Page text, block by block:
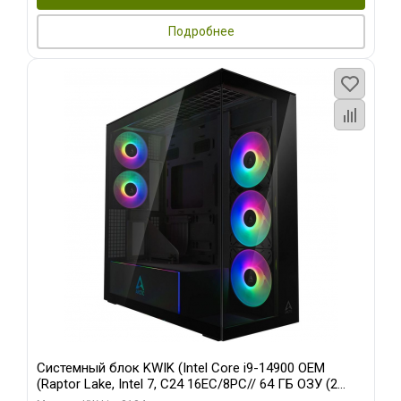
Подробнее
Системный блок KWIK (Intel Core i9-14900 OEM
(Raptor Lake, Intel 7, C24 16EC/8PC// 64 ГБ ОЗУ (2